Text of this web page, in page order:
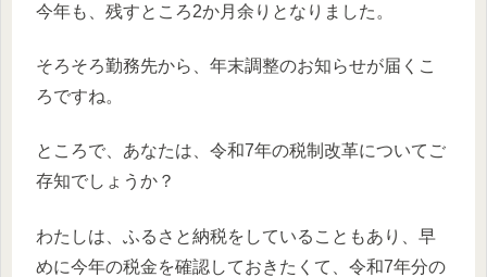
今年も、残すところ2か月余りとなりました。
そろそろ勤務先から、年末調整のお知らせが届くこ
ろですね。
ところで、あなたは、令和7年の税制改革についてご
存知でしょうか？
わたしは、ふるさと納税をしていることもあり、早
めに今年の税金を確認しておきたくて、令和7年分の